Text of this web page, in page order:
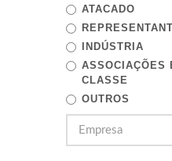
ATACADO
INDÚSTRIA
ASSOCIAÇÕES
CLASSE
OUTROS